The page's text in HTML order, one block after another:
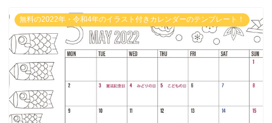
無料の2022年・令和4年のイラスト付きカレンダーのテンプレート！